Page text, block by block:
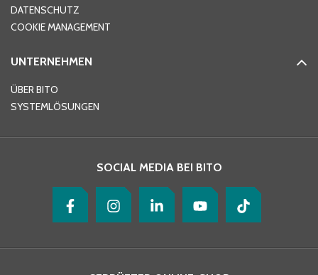
Telefon
DATENSCHUTZ
COOKIE MANAGEMENT
UNTERNEHMEN
ÜBER BITO
SYSTEMLÖSUNGEN
SOCIAL MEDIA BEI BITO